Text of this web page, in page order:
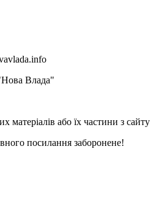
Влада"
матеріалів або їх частини з сайту
посилання заборонене!